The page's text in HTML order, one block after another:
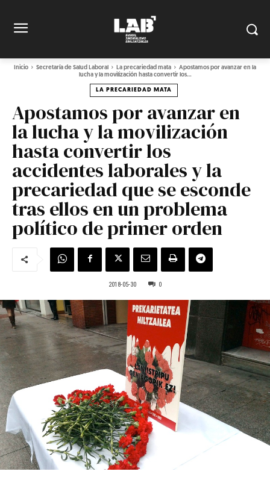
Inicio Secretaría de Salud Laboral La precariedad mata
Apostamos por avanzar en la
lucha y la movilización hasta convertir los...
LA PRECARIEDAD MATA
Apostamos por avanzar en
la lucha y la movilización
hasta convertir los
accidentes laborales y la
precariedad que se esconde
tras ellos en un problema
político de primer orden
2018-05-30 0